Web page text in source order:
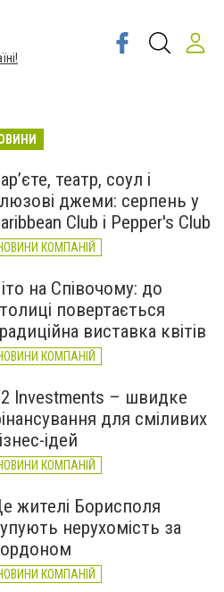
театр, соул і
джеми: серпень у
Club і Pepper's Club
КОМПАНІЙ
на Співочому: до
повертається
виставка квітів
КОМПАНІЙ
Investments – швидке
для сміливих
ідей
КОМПАНІЙ
жителі Борисполя
нерухомість за
КОМПАНІЙ